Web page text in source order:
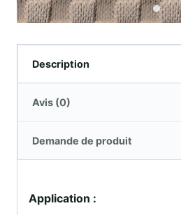
Description
Avis (0)
Demande de produit
Application :